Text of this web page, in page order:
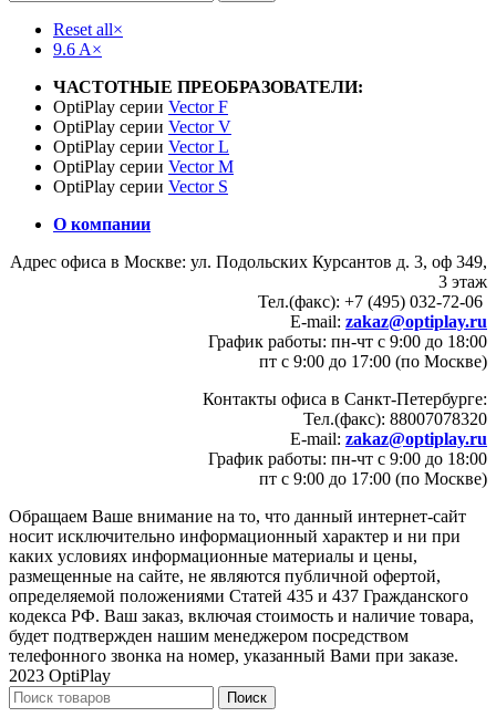
Reset all×
9.6 A×
ЧАСТОТНЫЕ ПРЕОБРАЗОВАТЕЛИ:
OptiPlay серии Vector F
OptiPlay серии Vector V
OptiPlay серии Vector L
OptiPlay серии Vector M
OptiPlay серии Vector S
О компании
Адрес офиса в Москве: ул. Подольских Курсантов д. 3, оф 349,
3 этаж
Тел.(факс): +7 (495) 032-72-06
E-mail: zakaz@optiplay.ru
График работы: пн-чт с 9:00 до 18:00
пт с 9:00 до 17:00 (по Москве)
Контакты офиса в Санкт-Петербурге:
Тел.(факс): 88007078320
E-mail: zakaz@optiplay.ru
График работы: пн-чт с 9:00 до 18:00
пт с 9:00 до 17:00 (по Москве)
Обращаем Ваше внимание на то, что данный интернет-сайт
носит исключительно информационный характер и ни при
каких условиях информационные материалы и цены,
размещенные на сайте, не являются публичной офертой,
определяемой положениями Статей 435 и 437 Гражданского
кодекса РФ. Ваш заказ, включая стоимость и наличие товара,
будет подтвержден нашим менеджером посредством
телефонного звонка на номер, указанный Вами при заказе.
2023 OptiPlay
Поиск